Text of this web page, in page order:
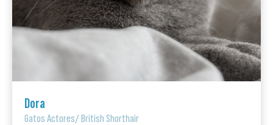
Dora
Gatos Actores/British Shorthair